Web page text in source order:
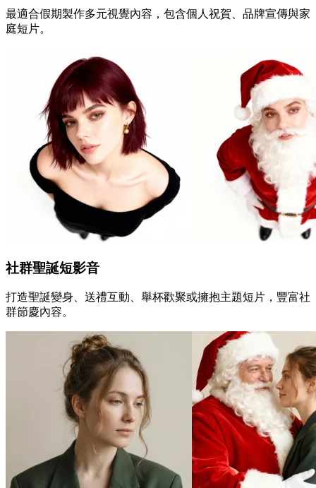
最適合假期製作多元視覺內容，包含個人祝賀、品牌宣傳與家
庭短片。
社群聖誕短影音
打造聖誕變身、送禮互動、舉杯歡聚或擁抱主題短片，豐富社
群節慶內容。